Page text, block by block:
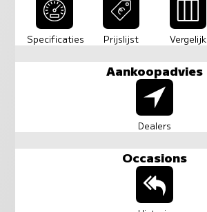
Specificaties Prijslijst Vergelijk
Aankoopadvies
Dealers
Occasions